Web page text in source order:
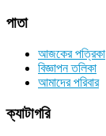
পাতা
আজকের পত্রিকা
বিজ্ঞাপন তলিকা
আমাদের পরিবার
ক্যাটাগরি